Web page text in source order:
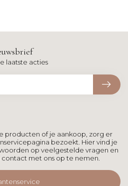
producten of je aankoop, zorg er
bezoekt. Hier vind je
op veelgestelde vragen en
met ons op te nemen.
laatste acties